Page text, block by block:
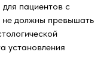
пациентов с
не должны превышать
установления